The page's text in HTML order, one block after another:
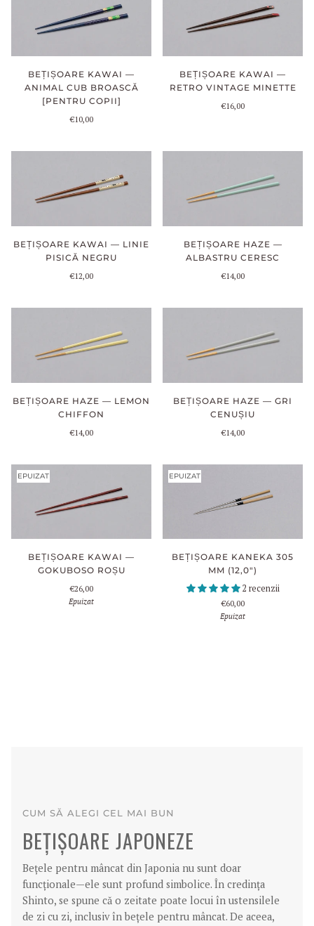
BEȚIȘOARE KAWAI —
ANIMAL CUB BROASCĂ
[PENTRU COPII]
€10,00
BEȚIȘOARE KAWAI —
RETRO VINTAGE MINETTE
€16,00
BEȚIȘOARE KAWAI — LINIE
PISICĂ NEGRU
€12,00
BEȚIȘOARE HAZE —
ALBASTRU CERESC
€14,00
BEȚIȘOARE HAZE — LEMON
CHIFFON
€14,00
BEȚIȘOARE HAZE — GRI
CENUȘIU
€14,00
EPUIZAT
BEȚIȘOARE KAWAI —
GOKUBOSO ROȘU
€26,00
Epuizat
EPUIZAT
BEȚIȘOARE KANEKA 305
MM (12,0")
2 recenzii
€60,00
Epuizat
CUM SĂ ALEGI CEL MAI BUN
BEȚIȘOARE JAPONEZE
Bețele pentru mâncat din Japonia nu sunt doar
funcționale—ele sunt profund simbolice. În credința
Shinto, se spune că o zeitate poate locui în ustensilele
de zi cu zi, inclusiv în bețele pentru mâncat. De aceea,